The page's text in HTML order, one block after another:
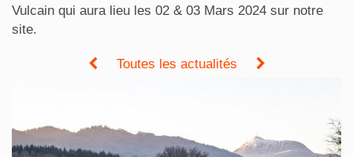
Vulcain qui aura lieu les 02 & 03 Mars 2024 sur notre
site.
Toutes les actualités